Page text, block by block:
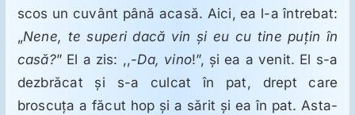
scos un cuvânt până acasă. Aici, ea l-a întrebat:
„Nene, te superi dacă vin şi eu cu tine puţin în
casă?” El a zis: ,,-Da, vino!”, şi ea a venit. El s-a
dezbrăcat şi s-a culcat în pat, drept care
broscuţa a făcut hop şi a sărit şi ea în pat. Asta-